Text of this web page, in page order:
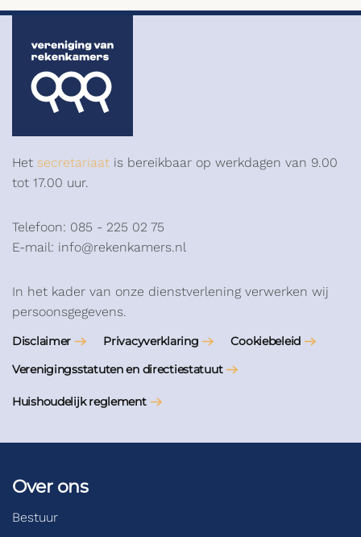
Het secretariaat is bereikbaar op werkdagen van 9.00
tot 17.00 uur.
Telefoon: 085 - 225 02 75
E-mail: info@rekenkamers.nl
In het kader van onze dienstverlening verwerken wij
persoonsgegevens.
Disclaimer Privacyverklaring
Cookiebeleid
Verenigingsstatuten en directiestatuut
Huishoudelijk reglement
Over ons
Bestuur